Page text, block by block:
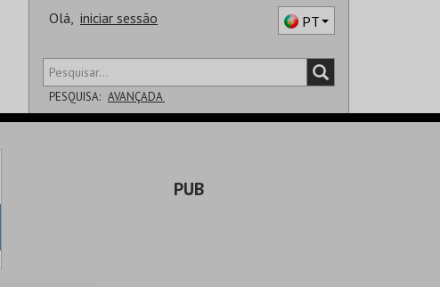
Olá, iniciar sessão PT
PESQUISA: AVANÇADA
PUB